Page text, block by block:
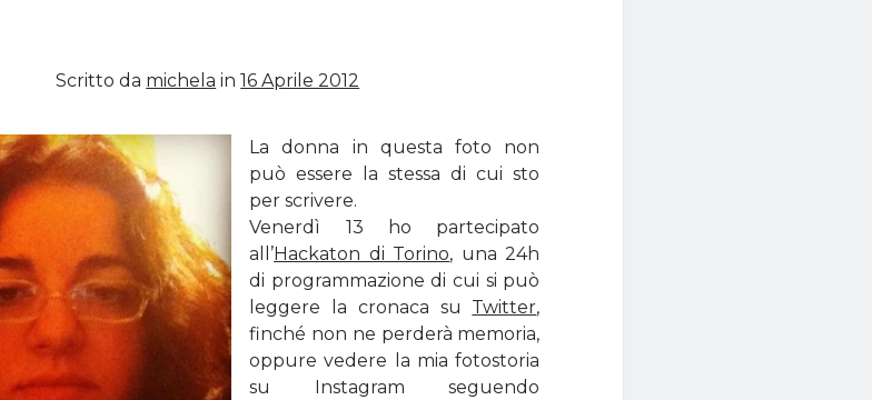
Scritto da michela in16 Aprile 2012
La donna in questa foto non
può essere la stessa di cui sto
per scrivere.
Venerdì 13 ho partecipato
all’Hackaton di Torino, una 24h
di programmazione di cui si può
leggere la cronaca su Twitter,
finché non ne perderà memoria,
oppure vedere la mia fotostoria
su Instagram seguendo